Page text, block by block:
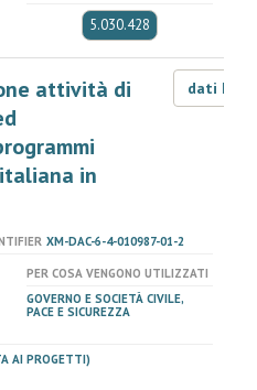
5.030.428
attività di
in
dati LOD
XM-DAC-6-4-010987-01-2
PER COSA VENGONO UTILIZZATI
GOVERNO E SOCIETÀ CIVILE,
PACE E SICUREZZA
AI PROGETTI)